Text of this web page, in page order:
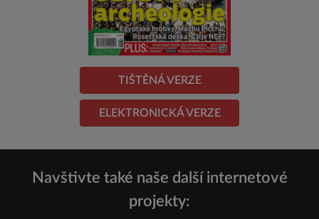
TIŠTĚNÁ VERZE
ELEKTRONICKÁ VERZE
Navštivte také naše další internetové
projekty: